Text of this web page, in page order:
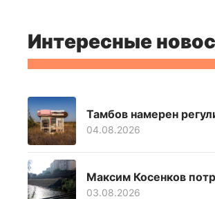
Интересные
Тамбов намерен
04.08.2026
Максим Косенков
03.08.2026